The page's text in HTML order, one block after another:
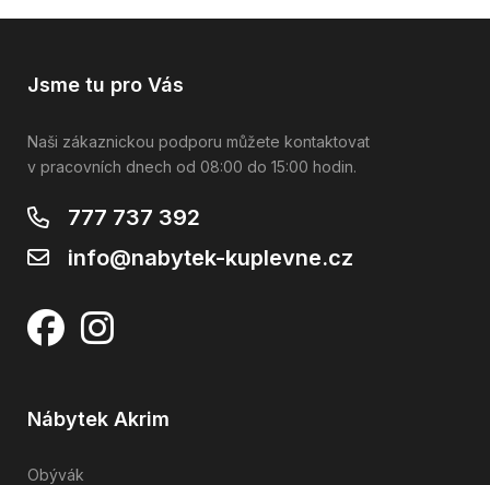
Jsme tu pro Vás
Naši zákaznickou podporu můžete kontaktovat
v pracovních dnech od 08:00 do 15:00 hodin.
777 737 392
info@nabytek-kuplevne.cz
Nábytek Akrim
Obývák